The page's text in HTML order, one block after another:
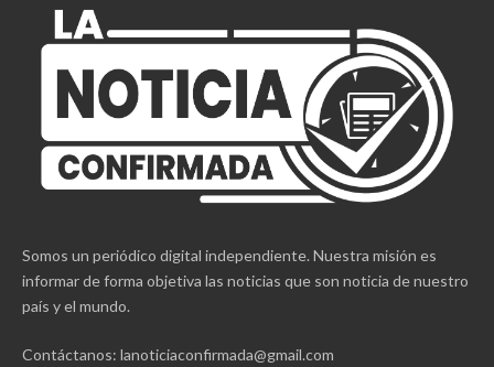
Raisa Rincón diciembre 7, 2025 0
El arresto de Santiago Hazim, exdirector del Seguro Nacional
de Salud (SeNaSa), junto a otros…